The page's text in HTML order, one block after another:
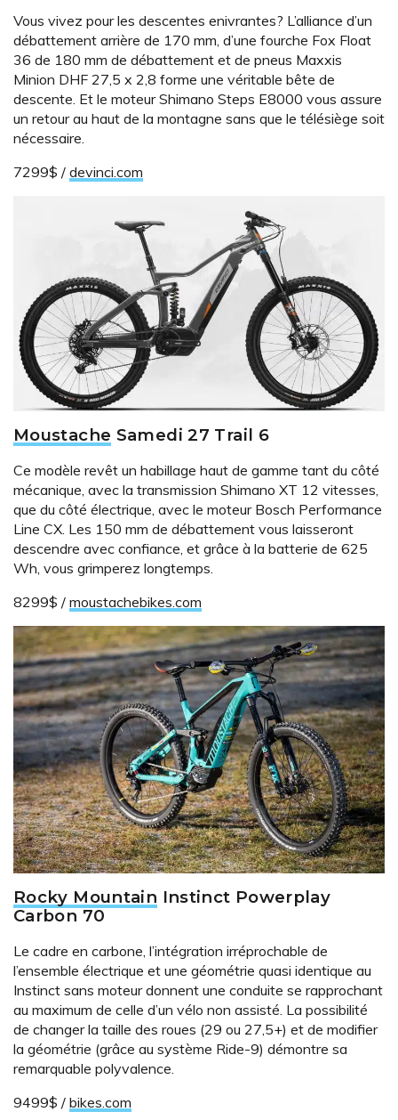
Vous vivez pour les descentes enivrantes? L’alliance d’un
débattement arrière de 170 mm, d’une fourche Fox Float
36 de 180 mm de débattement et de pneus Maxxis
Minion DHF 27,5 x 2,8 forme une véritable bête de
descente. Et le moteur Shimano Steps E8000 vous assure
un retour au haut de la montagne sans que le télésiège soit
nécessaire.
7299$ / devinci.com
Moustache Samedi 27 Trail 6
Ce modèle revêt un habillage haut de gamme tant du côté
mécanique, avec la transmission Shimano XT 12 vitesses,
que du côté électrique, avec le moteur Bosch Performance
Line CX. Les 150 mm de débattement vous laisseront
descendre avec confiance, et grâce à la batterie de 625
Wh, vous grimperez longtemps.
8299$ / moustachebikes.com
Rocky Mountain Instinct Powerplay
Carbon 70
Le cadre en carbone, l’intégration irréprochable de
l’ensemble électrique et une géométrie quasi identique au
Instinct sans moteur donnent une conduite se rapprochant
au maximum de celle d’un vélo non assisté. La possibilité
de changer la taille des roues (29 ou 27,5+) et de modifier
la géométrie (grâce au système Ride-9) démontre sa
remarquable polyvalence.
9499$ / bikes.com